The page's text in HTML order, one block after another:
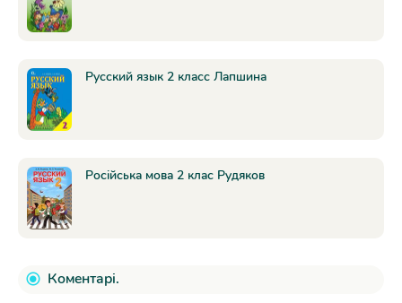
Русский язык 2 класс Лапшина
Російська мова 2 клас Рудяков
Коментарі.